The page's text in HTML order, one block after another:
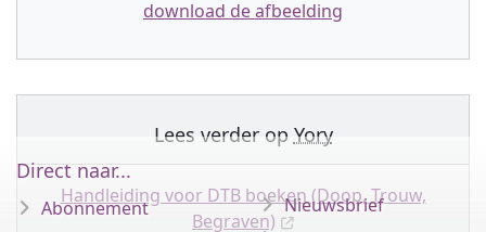
download de afbeelding
Lees verder op Yory
Handleiding voor DTB boeken (Doop, Trouw,
Begraven)
Direct naar...
Abonnement
Nieuwsbrief